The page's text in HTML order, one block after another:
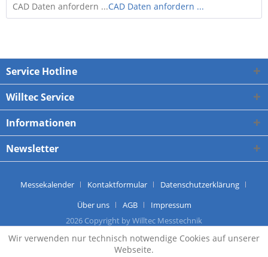
CAD Daten anfordern ...CAD Daten anfordern ...
Service Hotline
Willtec Service
Informationen
Newsletter
Messekalender Kontaktformular
Datenschutzerklärung
Über uns
AGB
Impressum
2026 Copyright by Willtec Messtechnik
Wir verwenden nur technisch notwendige Cookies auf unserer
Webseite.